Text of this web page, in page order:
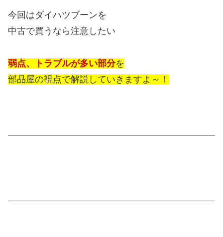
今回はダイハツブーンを
中古で買うなら注意したい
弱点、トラブルが多い部分を
部品屋の視点で解説していきますよ～！